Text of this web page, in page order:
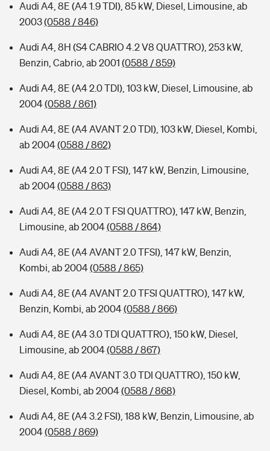
Audi A4, 8E (A4 1.9 TDI), 85 kW, Diesel, Limousine, ab
2003(0588 / 846)
Audi A4, 8H (S4 CABRIO 4.2 V8 QUATTRO), 253 kW,
Benzin, Cabrio, ab 2001 (0588 / 859)
Audi A4, 8E (A4 2.0 TDI), 103 kW, Diesel, Limousine, ab
2004(0588 / 861)
Audi A4, 8E (A4 AVANT 2.0 TDI), 103 kW, Diesel, Kombi,
ab 2004(0588 / 862)
Audi A4, 8E (A4 2.0 T FSI), 147 kW, Benzin, Limousine,
ab 2004(0588 / 863)
Audi A4, 8E (A4 2.0 T FSI QUATTRO), 147 kW, Benzin,
Limousine, ab 2004(0588 / 864)
Audi A4, 8E (A4 AVANT 2.0 TFSI), 147 kW, Benzin,
Kombi, ab 2004(0588 / 865)
Audi A4, 8E (A4 AVANT 2.0 TFSI QUATTRO), 147 kW,
Benzin, Kombi, ab 2004(0588 / 866)
Audi A4, 8E (A4 3.0 TDI QUATTRO), 150 kW, Diesel,
Limousine, ab 2004(0588 / 867)
Audi A4, 8E (A4 AVANT 3.0 TDI QUATTRO), 150 kW,
Diesel, Kombi, ab 2004(0588 / 868)
Audi A4, 8E (A4 3.2 FSI), 188 kW, Benzin, Limousine, ab
2004(0588 / 869)